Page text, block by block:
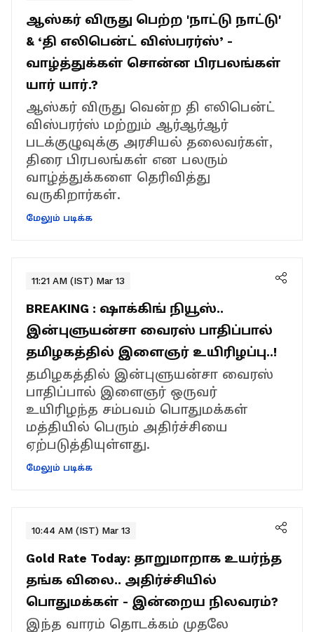
ஆஸ்கர் விருது பெற்ற 'நாட்டு நாட்டு'
& ‘தி எலிபென்ட் விஸ்பரர்ஸ்’ -
வாழ்த்துக்கள் சொன்ன பிரபலங்கள்
யார் யார்.?
ஆஸ்கர் விருது வென்ற தி எலிபென்ட்
விஸ்பரர்ஸ் மற்றும் ஆர்ஆர்ஆர்
படக்குழுவுக்கு அரசியல் தலைவர்கள்,
திரை பிரபலங்கள் என பலரும்
வாழ்த்துக்களை தெரிவித்து
வருகிறார்கள்.
மேலும் படிக்க
11:21 AM (IST) Mar 13
BREAKING : ஷாக்கிங் நியூஸ்..
இன்புளுயன்சா வைரஸ் பாதிப்பால்
தமிழகத்தில் இளைஞர் உயிரிழப்பு..!
தமிழகத்தில் இன்புளுயன்சா வைரஸ்
பாதிப்பால் இளைஞர் ஒருவர்
உயிரிழந்த சம்பவம் பொதுமக்கள்
மத்தியில் பெரும் அதிர்ச்சியை
ஏற்படுத்தியுள்ளது.
மேலும் படிக்க
10:44 AM (IST) Mar 13
Gold Rate Today: தாறுமாறாக உயர்ந்த
தங்க விலை.. அதிர்ச்சியில்
பொதுமக்கள் - இன்றைய நிலவரம்?
இந்த வாரம் தொடக்கம் முதலே